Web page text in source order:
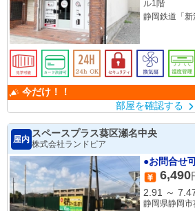
ル1階
静岡鉄道「
今だけ！！
部屋を確認する
屋内
スペースプラス葵区瀬名中央
株式会社ランドピア
●お問合せ
6,490
2.91
～
静岡県静岡